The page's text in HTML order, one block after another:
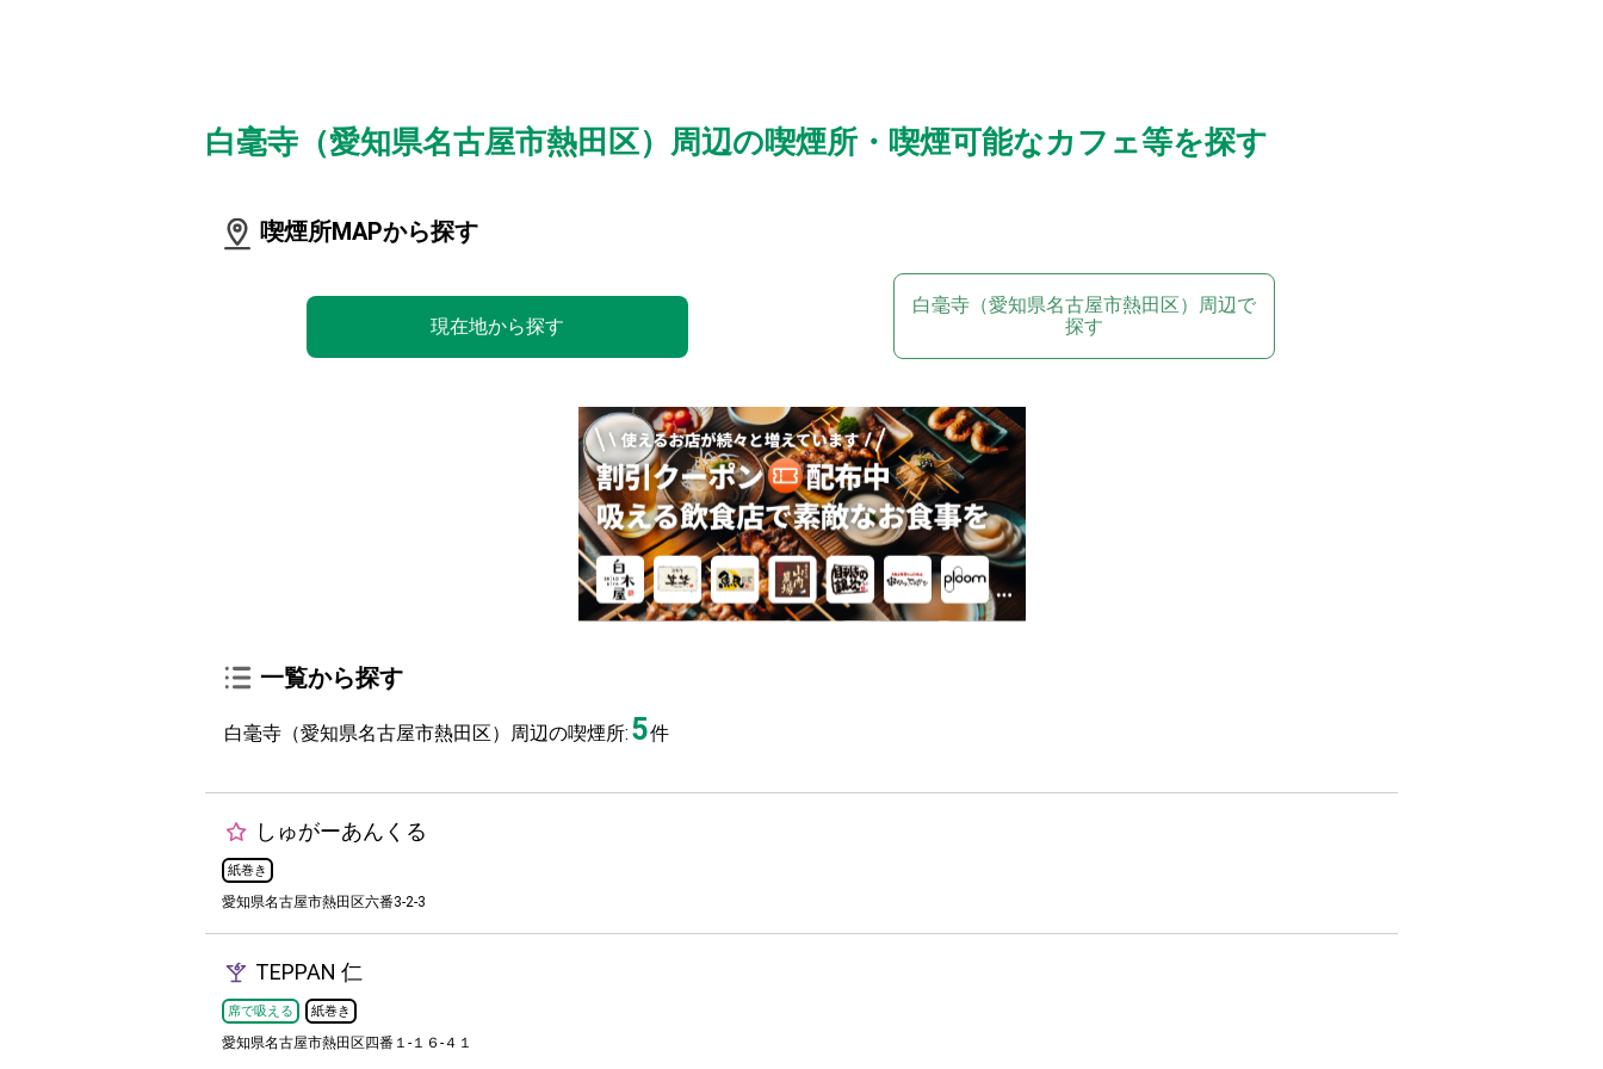
白毫寺（愛知県名古屋市熱田区）周辺の喫煙所・喫煙可能なカフェ等を探す
喫煙所MAPから探す
現在地から探す
白毫寺（愛知県名古屋市熱田区）周辺で
探す
一覧から探す
白毫寺（愛知県名古屋市熱田区）周辺の喫煙所: 5件
しゅがーあんくる
紙巻き
愛知県名古屋市熱田区六番3-2-3
TEPPAN 仁
席で吸える 紙巻き
愛知県名古屋市熱田区四番１-１６-４１